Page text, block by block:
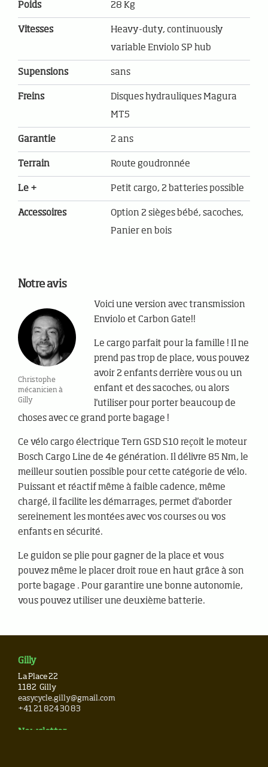
Poids 28 Kg
Vitesses
Heavy-duty, continuously
variable Enviolo SP hub
Supensions sans
Freins
Disques hydrauliques Magura
MT5
Garantie 2 ans
Terrain Route goudronnée
Le + Petit cargo, 2 batteries possible
Accessoires
Option 2 sièges bébé, sacoches,
Panier en bois
Notre avis
Christophe
mécanicien à
Gilly
Voici une version avec transmission
Enviolo et Carbon Gate!!
Le cargo parfait pour la famille ! Il ne
prend pas trop de place, vous pouvez
avoir 2 enfants derrière vous ou un
enfant et des sacoches, ou alors
l'utiliser pour porter beaucoup de
choses avec ce grand porte bagage !
Ce vélo cargo électrique Tern GSD S10 reçoit le moteur
Bosch Cargo Line de 4e génération. Il délivre 85 Nm, le
meilleur soutien possible pour cette catégorie de vélo.
Puissant et réactif même à faible cadence, même
chargé, il facilite les démarrages, permet d'aborder
sereinement les montées avec vos courses ou vos
enfants en sécurité.
Le guidon se plie pour gagner de la place et vous
pouvez même le placer droit roue en haut grâce à son
porte bagage . Pour garantire une bonne autonomie,
vous pouvez utiliser une deuxième batterie.
Gilly
La Place 22
1182 Gilly
easycycle.gilly@gmail.com
+41 21 824 30 83
Newsletter